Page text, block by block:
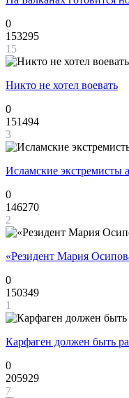
0
153295
15
Никто не хотел воевать
0
151494
3
Исламские экстремисты
0
146270
2
«Резидент Мария
0
150349
1
Карфаген должен быть
0
205929
7